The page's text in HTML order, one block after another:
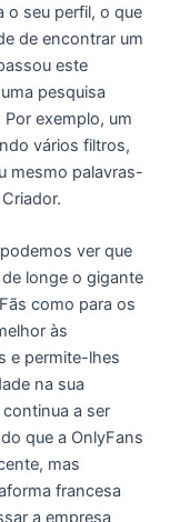
o seu perfil, o que
de encontrar um
este
pesquisa
exemplo, um
vários filtros,
mesmo palavras-
ver que
longe o gigante
como para os
às
e permite-lhes
na sua
a ser
que a OnlyFans
mas
francesa
a empresa